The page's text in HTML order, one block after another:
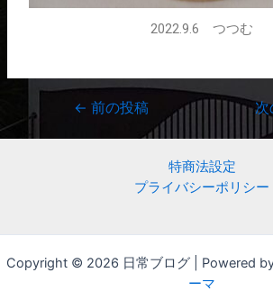
2022.9.6 つつむ
← 前の投稿
特商法設定
プライバシーポリシー
Copyright © 2026 日常ブログ | Powered
ーマ